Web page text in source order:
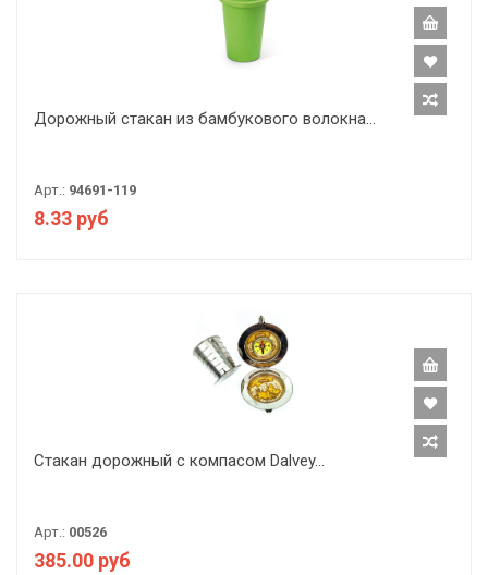
Дорожный стакан из бамбукового волокна...
Арт.: 94691-119
8.33 руб
Стакан дорожный с компасом Dalvey...
Арт.: 00526
385.00 руб